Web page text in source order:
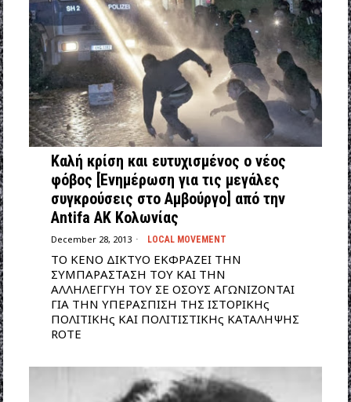
Καλή κρίση και ευτυχισμένος ο νέος
φόβος [Ενημέρωση για τις μεγάλες
συγκρούσεις στο Αμβούργο] από την
Antifa AK Κολωνίας
December 28, 2013 LOCAL MOVEMENT
ΤΟ ΚΕΝΟ ΔΙΚΤΥΟ ΕΚΦΡΑΖΕΙ ΤΗΝ
ΣΥΜΠΑΡΑΣΤΑΣΗ ΤΟΥ ΚΑΙ ΤΗΝ
ΑΛΛΗΛΕΓΓΥΗ ΤΟΥ ΣΕ ΟΣΟΥΣ ΑΓΩΝΙΖΟΝΤΑΙ
ΓΙΑ ΤΗΝ ΥΠΕΡΑΣΠΙΣΗ ΤΗΣ ΙΣΤΟΡΙΚΗς
ΠΟΛΙΤΙΚΗς ΚΑΙ ΠΟΛΙΤΙΣΤΙΚΗς ΚΑΤΑΛΗΨΗΣ
ROTE